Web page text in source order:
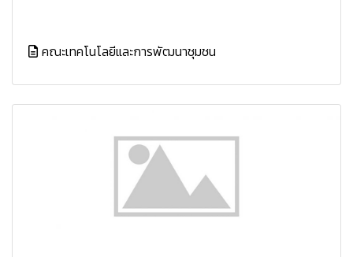
คณะเทคโนโลยีและการพัฒนาชุมชน